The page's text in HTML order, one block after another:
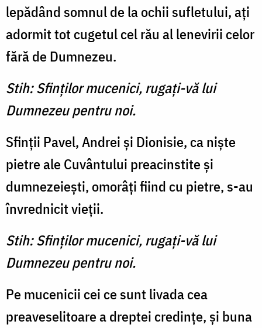
lepădând somnul de la ochii sufletului, aţi
adormit tot cugetul cel rău al lenevirii celor
fără de Dumnezeu.
Stih: Sfinţilor mucenici, rugaţi-vă lui
Dumnezeu pentru noi.
Sfinţii Pavel, Andrei şi Dionisie, ca nişte
pietre ale Cuvântului preacinstite şi
dumnezeieşti, omorâţi fiind cu pietre, s-au
învrednicit vieţii.
Stih: Sfinţilor mucenici, rugaţi-vă lui
Dumnezeu pentru noi.
Pe mucenicii cei ce sunt livada cea
preaveselitoare a dreptei credinţe, şi buna